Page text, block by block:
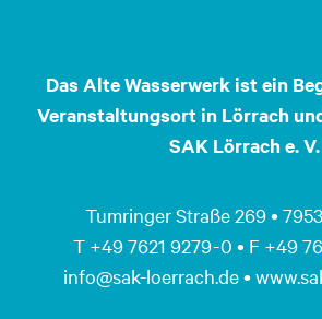
Das Alte Wasserwerk ist ein
Veranstaltungsort in Lörrach
SAK Lörrach e. V.
Tumringer Straße 269 •
T +49 7621 9279 - 0 • F +49
info@sak-loerrach.de •